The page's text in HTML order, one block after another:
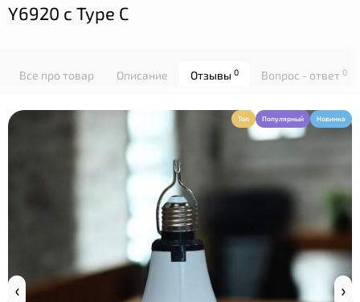
Y6920 с Type C
Все про товар Описание Отзывы 0 Вопрос - ответ 0
Топ Популярный Новинка